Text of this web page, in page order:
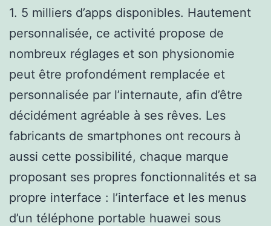
1. 5 milliers d’apps disponibles. Hautement
personnalisée, ce activité propose de
nombreux réglages et son physionomie
peut être profondément remplacée et
personnalisée par l’internaute, afin d’être
décidément agréable à ses rêves. Les
fabricants de smartphones ont recours à
aussi cette possibilité, chaque marque
proposant ses propres fonctionnalités et sa
propre interface : l’interface et les menus
d’un téléphone portable huawei sous